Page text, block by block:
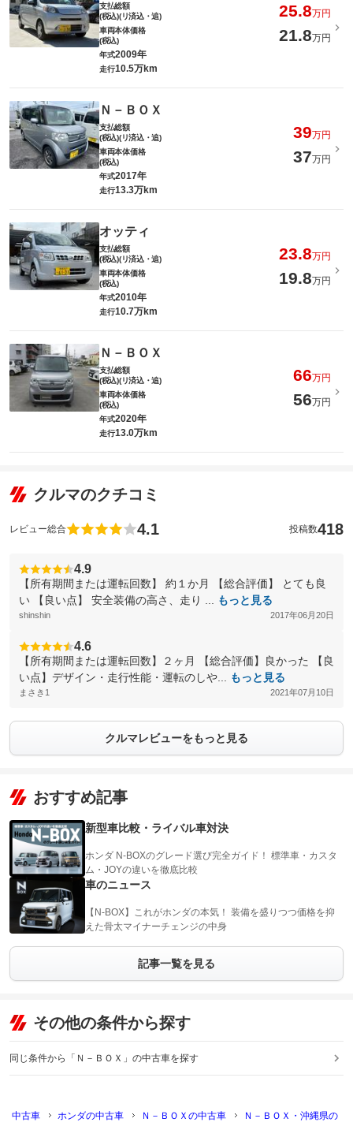
支払総額
(税込)(リ済込・追)
25.8万円
車両本体価格
(税込)
21.8万円
年式2009年
走行10.5万km
Ｎ－ＢＯＸ
支払総額
(税込)(リ済込・追)
39万円
車両本体価格
(税込)
37万円
年式2017年
走行13.3万km
オッティ
支払総額
(税込)(リ済込・追)
23.8万円
車両本体価格
(税込)
19.8万円
年式2010年
走行10.7万km
Ｎ－ＢＯＸ
支払総額
(税込)(リ済込・追)
66万円
車両本体価格
(税込)
56万円
年式2020年
走行13.0万km
クルマのクチコミ
レビュー総合 4.1 投稿数418
4.9
【所有期間または運転回数】 約１か月 【総合評価】 とても良
い 【良い点】 安全装備の高さ、走り ...
もっと見る
shinshin 2017年06月20日
4.6
【所有期間または運転回数】２ヶ月 【総合評価】良かった 【良
い点】デザイン・走行性能・運転のしや...
もっと見る
まさき1 2021年07月10日
クルマレビューをもっと見る
おすすめ記事
新型車比較・ライバル車対決
ホンダ N-BOXのグレード選び完全ガイド！ 標準車・カスタ
ム・JOYの違いを徹底比較
車のニュース
【N-BOX】これがホンダの本気！ 装備を盛りつつ価格を抑
えた骨太マイナーチェンジの中身
記事一覧を見る
その他の条件から探す
同じ条件から「Ｎ－ＢＯＸ」の中古車を探す
中古車 ホンダの中古車 Ｎ－ＢＯＸの中古車 Ｎ－ＢＯＸ・沖縄県の